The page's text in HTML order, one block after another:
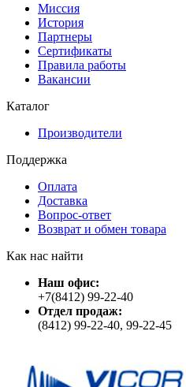
Миссия
История
Партнеры
Сертификаты
Правила работы
Вакансии
Каталог
Производители
Поддержка
Оплата
Доставка
Вопрос-ответ
Возврат и обмен товара
Как нас найти
Наш офис:
+7(8412) 99-22-40
Отдел продаж:
(8412) 99-22-40, 99-22-45